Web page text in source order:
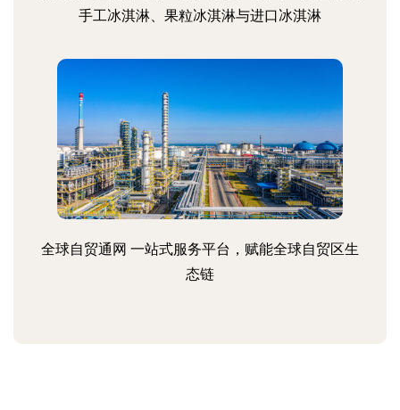
手工冰淇淋、果粒冰淇淋与进口冰淇淋
全球自贸通网 一站式服务平台，赋能全球自贸区生
态链